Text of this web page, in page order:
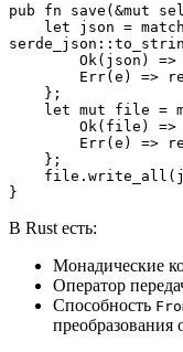
pub fn save(&mut
}
В Rust есть:
Монадические
Оператор
Способность
преобразования